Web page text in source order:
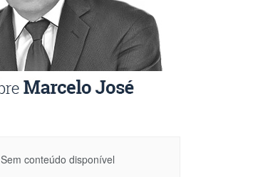
Sem conteúdo disponível